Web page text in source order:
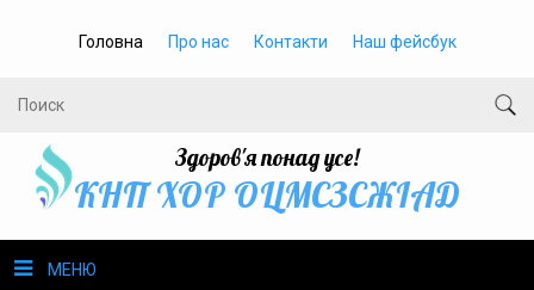
Головна Про нас Контакти Наш фейсбук
Здоров'я понад усе!
КНП ХОР ОЦМСЗСЖIАД
МЕНЮ